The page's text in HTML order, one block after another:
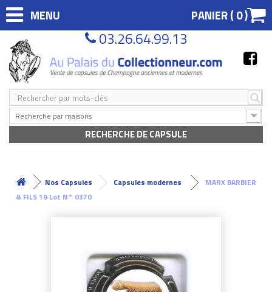
MENU PANIER (0)
03.26.64.99.13
Recherche par maisons
RECHERCHE DE CAPSULE
Nos Capsules Capsules modernes
MARX BARBIER
& FILS 19 Lot N° 0370